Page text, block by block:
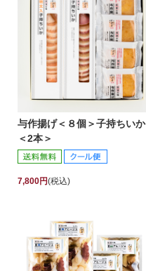
与作揚げ＜８個＞子持ちいか
＜2本＞
7,800円(税込)